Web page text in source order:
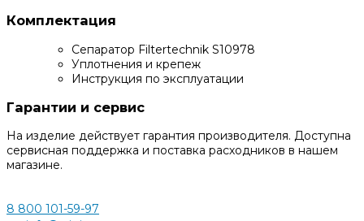
Комплектация
Сепаратор Filtertechnik S10978
Уплотнения и крепеж
Инструкция по эксплуатации
Гарантии и сервис
На изделие действует гарантия производителя. Доступна
сервисная поддержка и поставка расходников в нашем
магазине.
8 800 101-59-97